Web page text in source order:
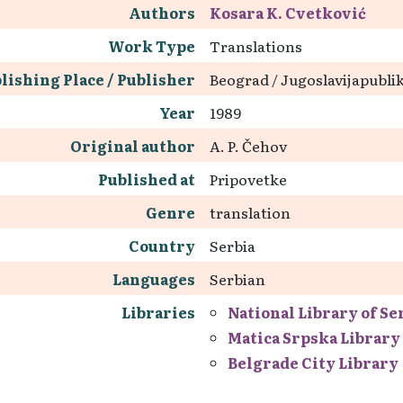
Authors
Kosara K. Cvetković
Work Type
Translations
Place / Publisher
Beograd /
Year
1989
Original author
A. P. Čehov
Published at
Pripovetke
Genre
translation
Country
Serbia
Languages
Serbian
Libraries
National Library of
Matica Srpska Library
Belgrade City Library